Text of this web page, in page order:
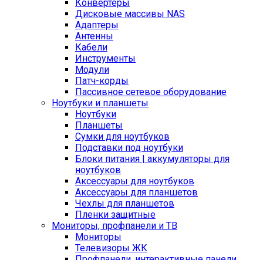
Конвертеры
Дисковые массивы NAS
Адаптеры
Антенны
Кабели
Инструменты
Модули
Патч-корды
Пассивное сетевое оборудование
Ноутбуки и планшеты
Ноутбуки
Планшеты
Сумки для ноутбуков
Подставки под ноутбуки
Блоки питания | аккумуляторы для
ноутбуков
Аксессуары для ноутбуков
Аксессуары для планшетов
Чехлы для планшетов
Пленки защитные
Мониторы, профпанели и ТВ
Мониторы
Телевизоры ЖК